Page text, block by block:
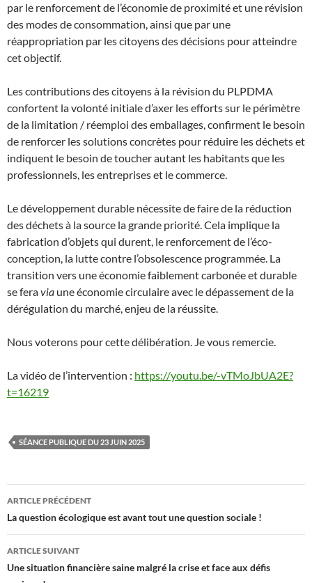
par le renforcement de l’économie de proximité et une révision
des modes de consommation, ainsi que par une
réappropriation par les citoyens des décisions pour atteindre
cet objectif.
Les contributions des citoyens à la révision du PLPDMA
confortent la volonté initiale d’axer les efforts sur le périmètre
de la limitation / réemploi des emballages, confirment le besoin
de renforcer les solutions concrètes pour réduire les déchets et
indiquent le besoin de toucher autant les habitants que les
professionnels, les entreprises et le commerce.
Le développement durable nécessite de faire de la réduction
des déchets à la source la grande priorité. Cela implique la
fabrication d’objets qui durent, le renforcement de l’éco-
conception, la lutte contre l’obsolescence programmée. La
transition vers une économie faiblement carbonée et durable
se feravia une économie circulaire avec le dépassement de la
dérégulation du marché, enjeu de la réussite.
Nous voterons pour cette délibération. Je vous remercie.
La vidéo de l’intervention : https://youtu.be/-vTMoJbUA2E?
t=16219
SÉANCE PUBLIQUE DU 23 JUIN 2025
Navigation
des
articles
ARTICLE PRÉCÉDENT
La question écologique est avant tout une question sociale !
ARTICLE SUIVANT
Une situation financière saine malgré la crise et face aux défis